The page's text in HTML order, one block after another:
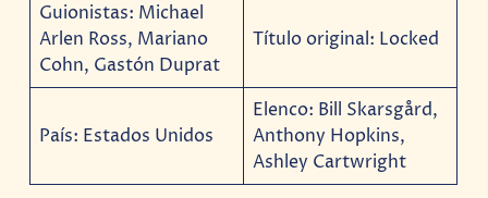
Guionistas: Michael
Arlen Ross, Mariano
Cohn, Gastón Duprat
Título original: Locked
País: Estados Unidos
Elenco: Bill Skarsgård,
Anthony Hopkins,
Ashley Cartwright